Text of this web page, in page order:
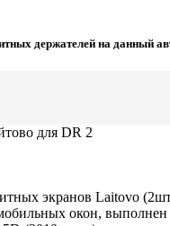
держателей на данный
экранов Laitovo
окон, выполнен